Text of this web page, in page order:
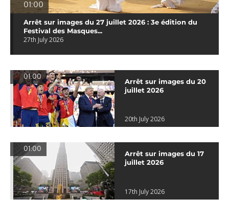
01:00
Arrêt sur images du 27 juillet 2026 : 3e édition du
Festival des Masques...
27th July 2026
01:00
Arrêt sur images du 20
juillet 2026
20th July 2026
01:00
Arrêt sur images du 17
juillet 2026
17th July 2026